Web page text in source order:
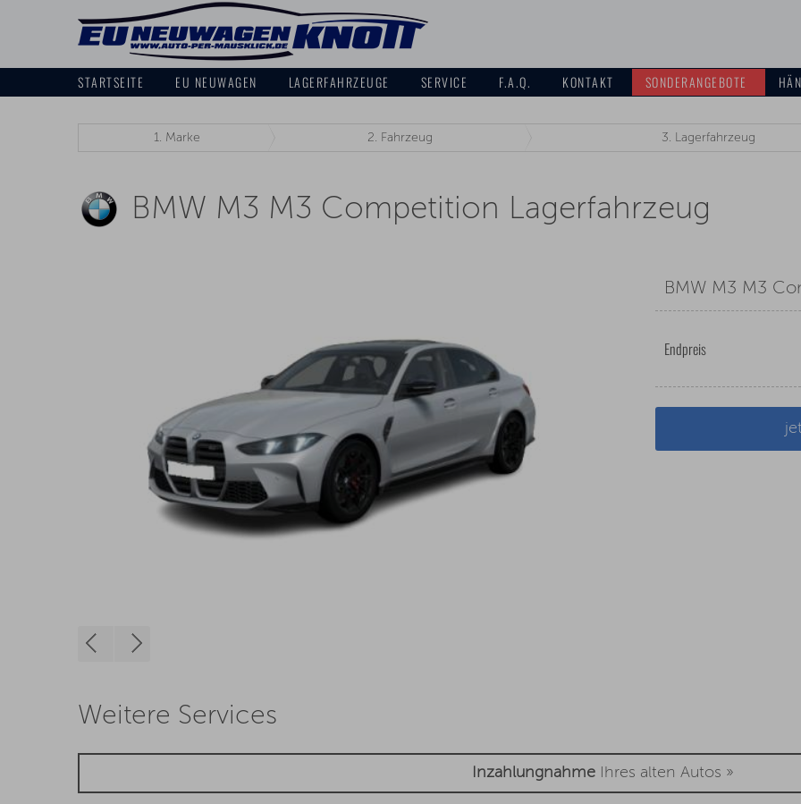
STARTSEITE EU NEUWAGEN LAGERFAHRZEUGE SERVICE F.A.Q. KONTAKT SONDERANGEBOTE
1. Marke 2. Fahrzeug 3. Lagerfahrzeug
BMW M3 M3 Competition Lagerfahrzeug
BMW M3 M3
Endpreis
Weitere Services
Inzahlungnahme Ihres alten Autos »